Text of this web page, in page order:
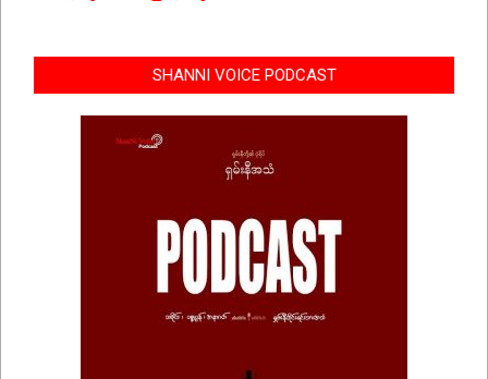
SHANNI VOICE PODCAST